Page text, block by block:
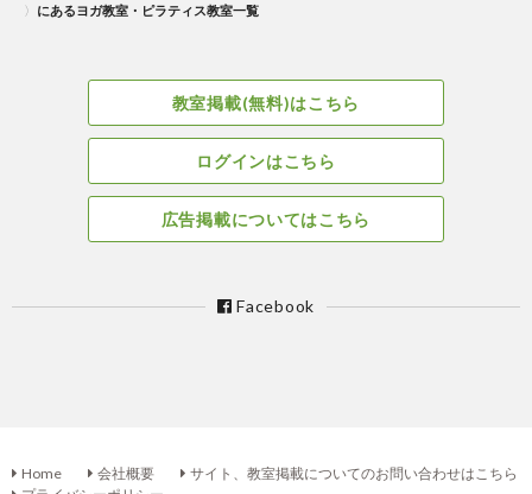
〉 にあるヨガ教室・ピラティス教室一覧
教室掲載(無料)はこちら
ログインはこちら
広告掲載についてはこちら
Facebook
Home 会社概要
サイト、教室掲載についてのお問い合わせはこちら